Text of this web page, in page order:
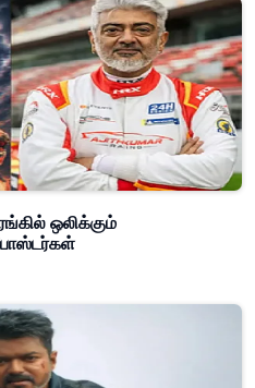
ஒலிக்கும்
போஸ்டர்கள்